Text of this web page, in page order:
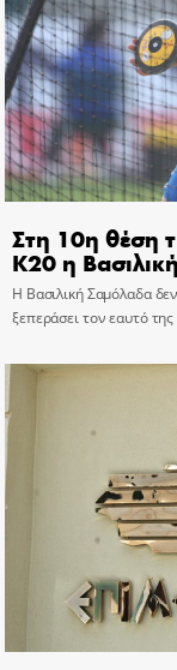
Στη 10η θέση
Κ20 η
Η Βασιλική Σαμόλαδα
ξεπεράσει τον εαυτό